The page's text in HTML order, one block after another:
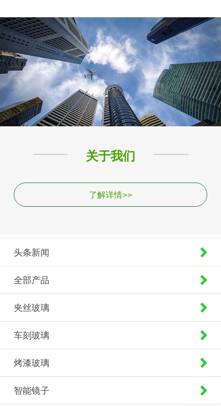
关于我们
了解详情>>
头条新闻
全部产品
夹丝玻璃
车刻玻璃
烤漆玻璃
智能镜子